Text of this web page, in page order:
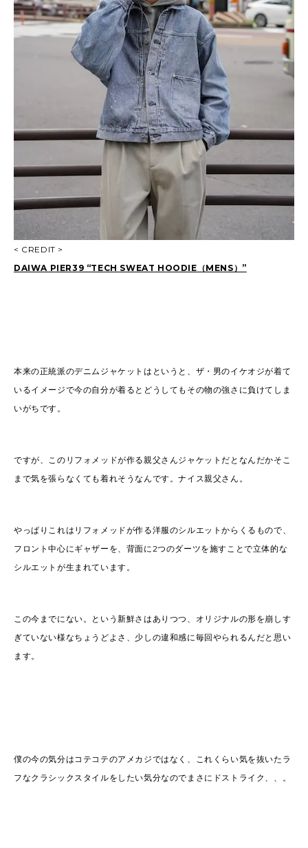
< CREDIT >
DAIWA PIER39 “TECH SWEAT HOODIE（MENS）”
本来の正統派のデニムジャケットはというと、ザ・男のイケオジが着て
いるイメージで今の自分が着るとどうしてもその物の強さに負けてしま
いがちです。
ですが、このリフォメッドが作る親父さんジャケットだとなんだかそこ
まで気を張らなくても着れそうなんです。ナイス親父さん。
やっぱりこれはリフォメッドが作る洋服のシルエットからくるもので、
フロント中心にギャザーを、背面に2つのダーツを施すことで立体的な
シルエットが生まれています。
この今までにない。という新鮮さはありつつ、オリジナルの形を崩しす
ぎていない様なちょうどよさ、少しの違和感に毎回やられるんだと思い
ます。
僕の今の気分はコテコテのアメカジではなく、これくらい気を抜いたラ
フなクラシックスタイルをしたい気分なのでまさにドストライク、、。